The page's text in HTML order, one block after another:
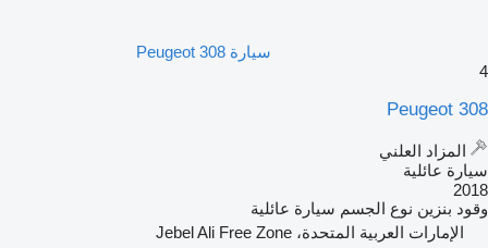
سيارة Peugeot 308
4
Peugeot 308
المزاد العلني
سيارة عائلية
2018
وقود بنزين نوع الجسم سيارة عائلية
الإمارات العربية المتحدة، Jebel Ali Free Zone